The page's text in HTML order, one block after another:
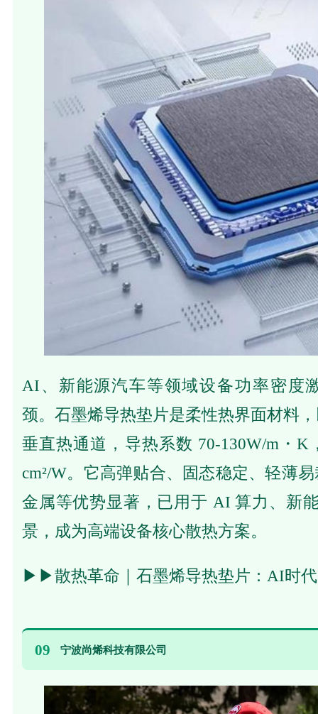
AI、新能源汽车等领域设备功率密度
颈。石墨烯导热垫片是柔性热界面材料
垂直热通道，导热系数 70-130W/m・
cm²/W。它高弹贴合、固态稳定、轻薄
金属等优势显著，已用于 AI 算力、新
景，成为高端设备核心散热方案。
▶▶散热革命｜石墨烯导热垫片：AI时
09 宁波尚烯科技有限公司